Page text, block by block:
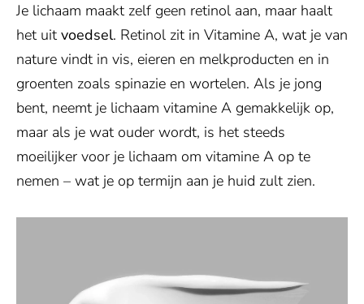
Je lichaam maakt zelf geen retinol aan, maar haalt
het uit voedsel. Retinol zit in Vitamine A, wat je van
nature vindt in vis, eieren en melkproducten en in
groenten zoals spinazie en wortelen. Als je jong
bent, neemt je lichaam vitamine A gemakkelijk op,
maar als je wat ouder wordt, is het steeds
moeilijker voor je lichaam om vitamine A op te
nemen – wat je op termijn aan je huid zult zien.